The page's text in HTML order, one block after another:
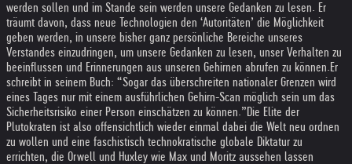
werden sollen und im Stande sein werden unsere Gedanken zu lesen. Er
träumt davon, dass neue Technologien den ‘Autoritäten’ die Möglichkeit
geben werden, in unsere bisher ganz persönliche Bereiche unseres
Verstandes einzudringen, um unsere Gedanken zu lesen, unser Verhalten zu
beeinflussen und Erinnerungen aus unseren Gehirnen abrufen zu können.Er
schreibt in seinem Buch: “Sogar das überschreiten nationaler Grenzen wird
eines Tages nur mit einem ausführlichen Gehirn-Scan möglich sein um das
Sicherheitsrisiko einer Person einschätzen zu können.” Die Elite der
Plutokraten ist also offensichtlich wieder einmal dabei die Welt neu ordnen
zu wollen und eine faschistisch technokratische globale Diktatur zu
errichten, die Orwell und Huxley wie Max und Moritz aussehen lassen